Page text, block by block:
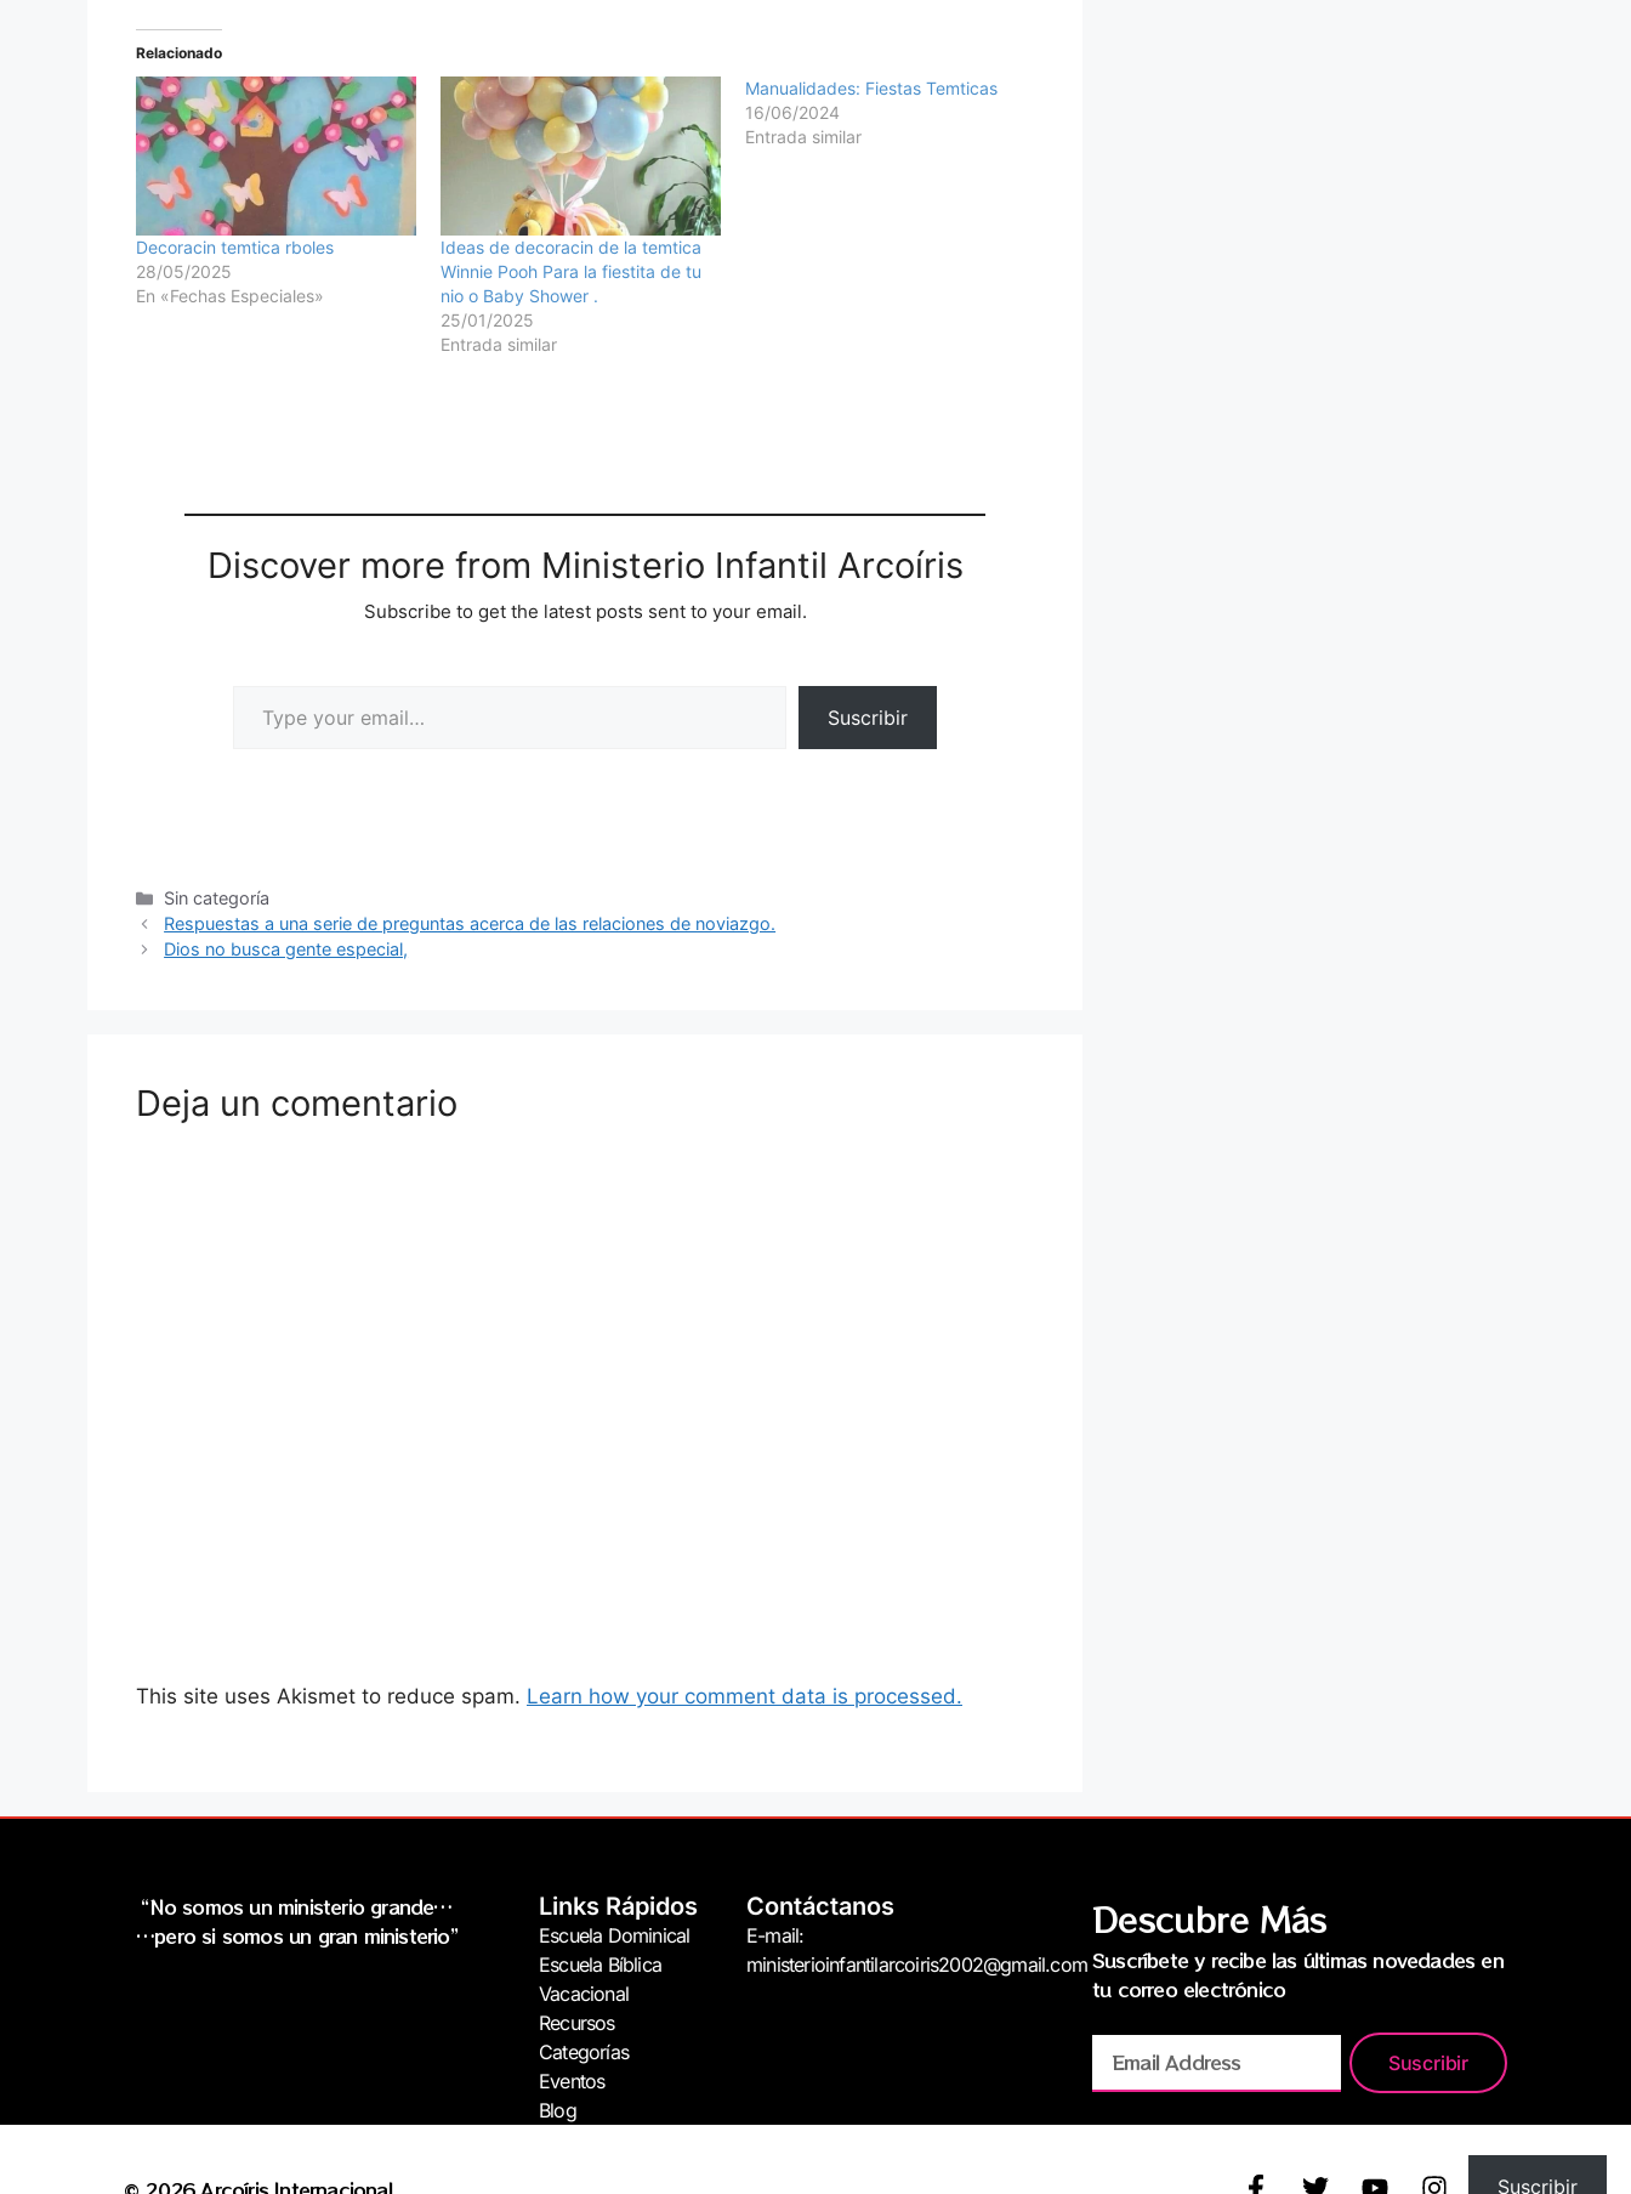
Relacionado
Decoracin temtica rboles
28/05/2025
En «Fechas Especiales»
Ideas de decoracin de la temtica
Winnie Pooh Para la fiestita de tu
nio o Baby Shower .
25/01/2025
Entrada similar
Manualidades: Fiestas Temticas
16/06/2024
Entrada similar
Discover more from Ministerio Infantil Arcoíris
Subscribe to get the latest posts sent to your email.
Suscribir
Sin categoría
Respuestas a una serie de preguntas acerca de las relaciones de noviazgo.
Dios no busca gente especial,
Deja un comentario
This site uses Akismet to reduce spam. Learn how your comment data is processed.
“No somos un ministerio grande…
…pero si somos un gran ministerio”
Links Rápidos
Escuela Dominical
Escuela Bíblica
Vacacional
Recursos
Categorías
Eventos
Blog
Contáctanos
E-mail:
ministerioinfantilarcoiris2002@gmail.com
Descubre Más
Suscríbete y recibe las últimas novedades en
tu correo electrónico
Suscribir
Suscribir